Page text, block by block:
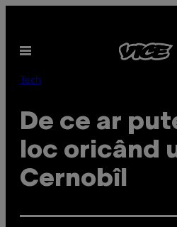
content
Open
Tech
De ce ar
loc oricând
Cernobîl